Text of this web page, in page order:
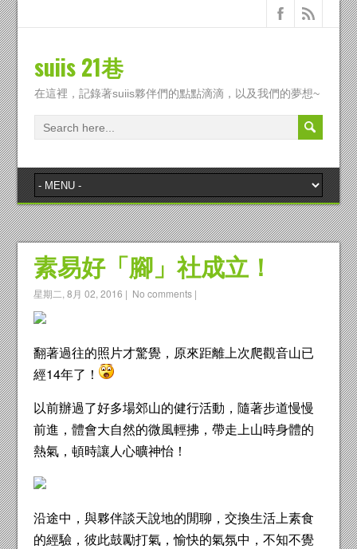
suiis 21巷
在這裡，記錄著suiis夥伴們的點點滴滴，以及我們的夢想~
素易好「腳」社成立！
星期二, 8月 02, 2016 | No comments |
翻著過往的照片才驚覺，原來距離上次爬觀音山已
經14年了！
以前辦過了好多場郊山的健行活動，隨著步道慢慢
前進，體會大自然的微風輕拂，帶走上山時身體的
熱氣，頓時讓人心曠神怡！
沿途中，與夥伴談天說地的閒聊，交換生活上素食
的經驗，彼此鼓勵打氣，愉快的氣氛中，不知不覺